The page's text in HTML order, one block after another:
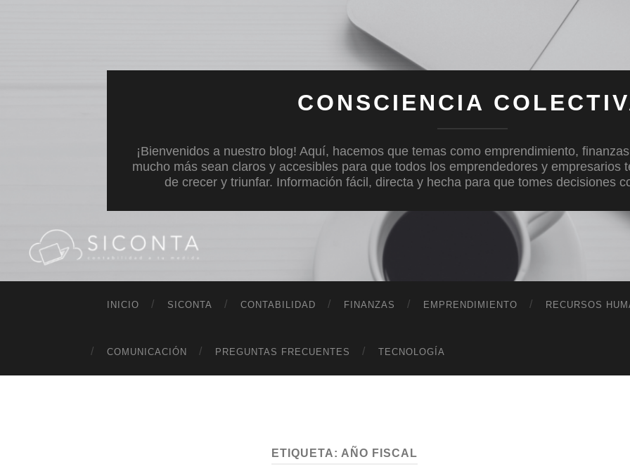
CONSCIENCIA
¡Bienvenidos a nuestro blog! Aquí, hacemos que temas como emprendimiento,
mucho más sean claros y accesibles para que todos los emprendedores y empresarios
de crecer y triunfar. Información fácil, directa y hecha para que tomes decisiones
INICIO SICONTA CONTABILIDAD FINANZAS EMPRENDIMIENTO RECURSOS
COMUNICACIÓN PREGUNTAS FRECUENTES TECNOLOGÍA
ETIQUETA: AÑO FISCAL